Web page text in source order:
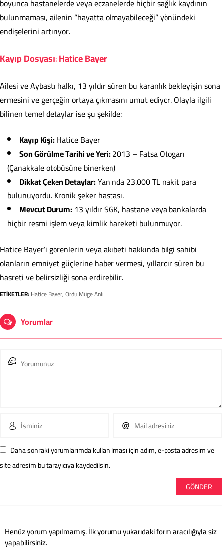
boyunca hastanelerde veya eczanelerde hiçbir sağlık kaydının
bulunmaması, ailenin “hayatta olmayabileceği” yönündeki
endişelerini artırıyor.
Kayıp Dosyası: Hatice Bayer
Ailesi ve Aybastı halkı, 13 yıldır süren bu karanlık bekleyişin sona
ermesini ve gerçeğin ortaya çıkmasını umut ediyor. Olayla ilgili
bilinen temel detaylar ise şu şekilde:
Kayıp Kişi: Hatice Bayer
Son Görülme Tarihi ve Yeri: 2013 – Fatsa Otogarı
(Çanakkale otobüsüne binerken)
Dikkat Çeken Detaylar:Yanında 23.000 TL nakit para
bulunuyordu. Kronik şeker hastası.
Mevcut Durum: 13 yıldır SGK, hastane veya bankalarda
hiçbir resmi işlem veya kimlik hareketi bulunmuyor.
Hatice Bayer’i görenlerin veya akıbeti hakkında bilgi sahibi
olanların emniyet güçlerine haber vermesi, yıllardır süren bu
hasreti ve belirsizliği sona erdirebilir.
ETİKETLER:Hatice Bayer,Ordu Müge Anlı
Yorumlar
Daha sonraki yorumlarımda kullanılması için adım, e-posta adresim ve
site adresim bu tarayıcıya kaydedilsin.
Henüz yorum yapılmamış. İlk yorumu yukarıdaki form aracılığıyla siz
yapabilirsiniz.